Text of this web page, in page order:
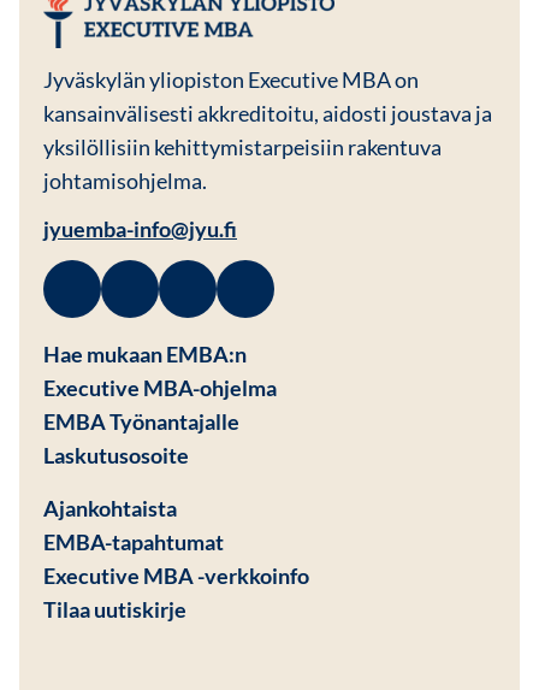
Jyväskylän yliopiston Executive MBA on
kansainvälisesti akkreditoitu, aidosti joustava ja
yksilöllisiin kehittymistarpeisiin rakentuva
johtamisohjelma.
jyuemba-info@jyu.fi
Facebook
Avautuu uuteen ikkunaan
Linkedin
Avautuu uuteen ikkunaan
Instagram
Avautuu uuteen ikkunaan
Youtube
Avautuu uuteen ikkunaan
Hae mukaan EMBA:n
Executive MBA-ohjelma
EMBA Työnantajalle
Laskutusosoite
Ajankohtaista
EMBA-tapahtumat
Executive MBA -verkkoinfo
Tilaa uutiskirje